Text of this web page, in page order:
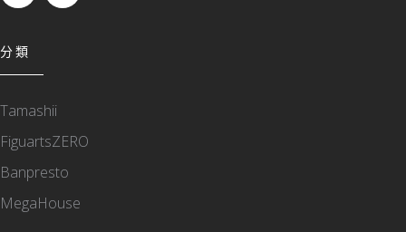
分類
Tamashii
FiguartsZERO
Banpresto
MegaHouse